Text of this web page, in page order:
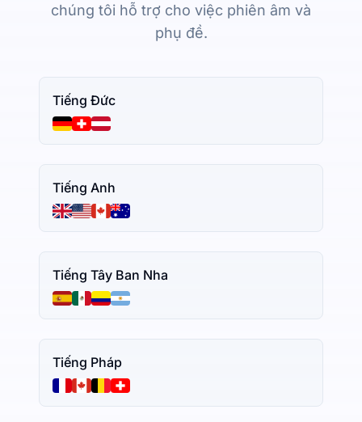
chúng tôi hỗ trợ cho việc phiên âm và
phụ đề.
Tiếng Đức
Tiếng Anh
Tiếng Tây Ban Nha
Tiếng Pháp